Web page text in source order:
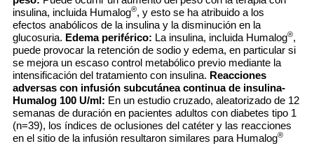
insulina, incluida Humalog®, y esto se ha atribuido a los
efectos anabólicos de la insulina y la disminución en la
glucosuria. Edema periférico: La insulina, incluida Humalog®,
puede provocar la retención de sodio y edema, en particular si
se mejora un escaso control metabólico previo mediante la
intensificación del tratamiento con insulina. Reacciones
adversas con infusión subcutánea continua de insulina-
Humalog 100 U/ml: En un estudio cruzado, aleatorizado de 12
semanas de duración en pacientes adultos con diabetes tipo 1
(n=39), los índices de oclusiones del catéter y las reacciones
en el sitio de la infusión resultaron similares para Humalog®